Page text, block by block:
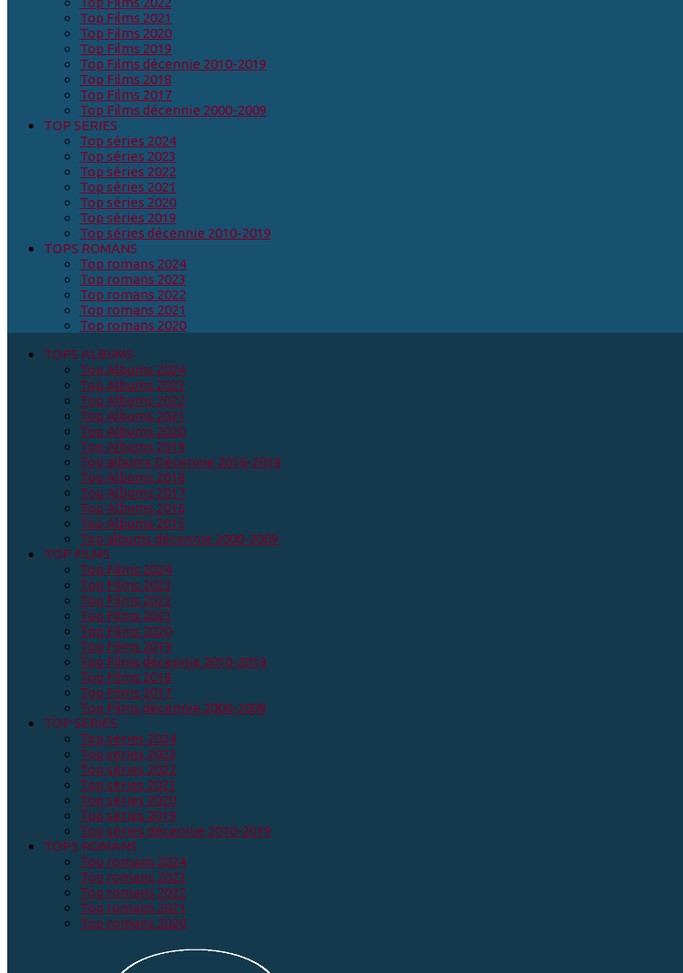
Top Films 2021
Top Films 2020
Top Films 2019
Top Films décennie 2010-2019
Top Films 2018
Top Films 2017
Top Films décennie 2000-2009
TOP SERIES
Top séries 2024
Top séries 2023
Top séries 2022
Top séries 2021
Top séries 2020
Top séries 2019
Top séries décennie 2010-2019
TOPS ROMANS
Top romans 2024
Top romans 2023
Top romans 2022
Top romans 2021
Top romans 2020
TOPS ALBUMS
Top Albums 2024
Top Albums 2023
Top Albums 2022
Top Albums 2021
Top Albums 2020
Top Albums 2019
Top albums Décennie 2010-2019
Top Albums 2018
Top Albums 2017
Top Albums 2016
Top Albums 2015
Top albums décennie 2000-2009
TOP FILMS
Top Films 2024
Top Films 2023
Top Films 2022
Top Films 2021
Top Films 2020
Top Films 2019
Top Films décennie 2010-2019
Top Films 2018
Top Films 2017
Top Films décennie 2000-2009
TOP SERIES
Top séries 2024
Top séries 2023
Top séries 2022
Top séries 2021
Top séries 2020
Top séries 2019
Top séries décennie 2010-2019
TOPS ROMANS
Top romans 2024
Top romans 2023
Top romans 2022
Top romans 2021
Top romans 2020